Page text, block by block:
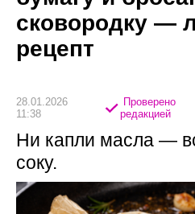
сковородку —
рецепт
28.01.2026
11:38
Проверено
редакцией
Ни капли масла —
соку.